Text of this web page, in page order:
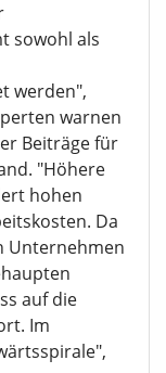
sowohl als
werden",
warnen
Beiträge für
"Höhere
hohen
Da
Unternehmen
auf die
Im